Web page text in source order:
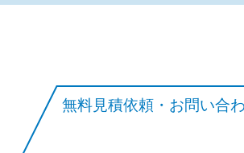
無料見積依頼・お問い合